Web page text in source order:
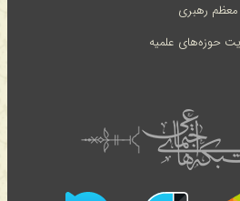
معظم رهبری
حوزه‌های علمیه